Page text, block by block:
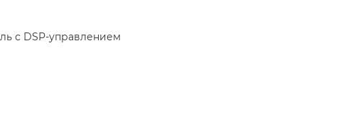
с DSP-управлением